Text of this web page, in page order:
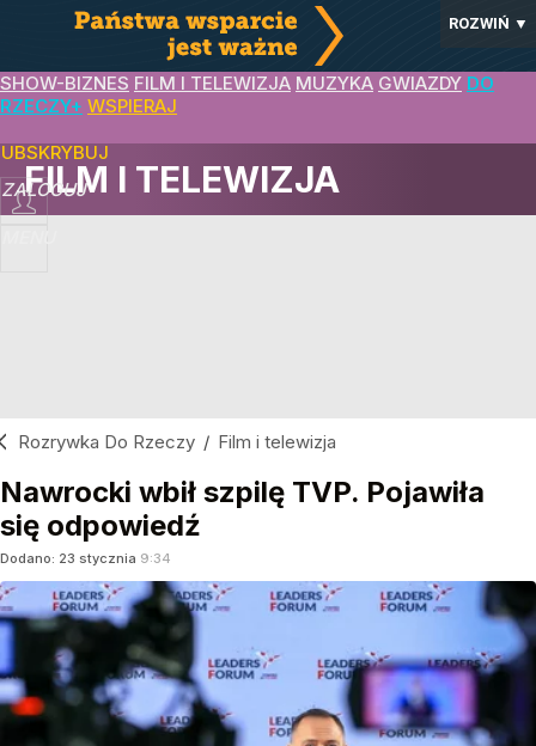
ROZWIŃ ▼
SHOW-BIZNES FILM I TELEWIZJA MUZYKA GWIAZDY DO
RZECZY+ WSPIERAJ
ZALOGUJ
FILM I TELEWIZJA
Rozrywka Do Rzeczy / Film i telewizja
Nawrocki wbił szpilę TVP. Pojawiła
się odpowiedź
Dodano: 23 stycznia 9:34